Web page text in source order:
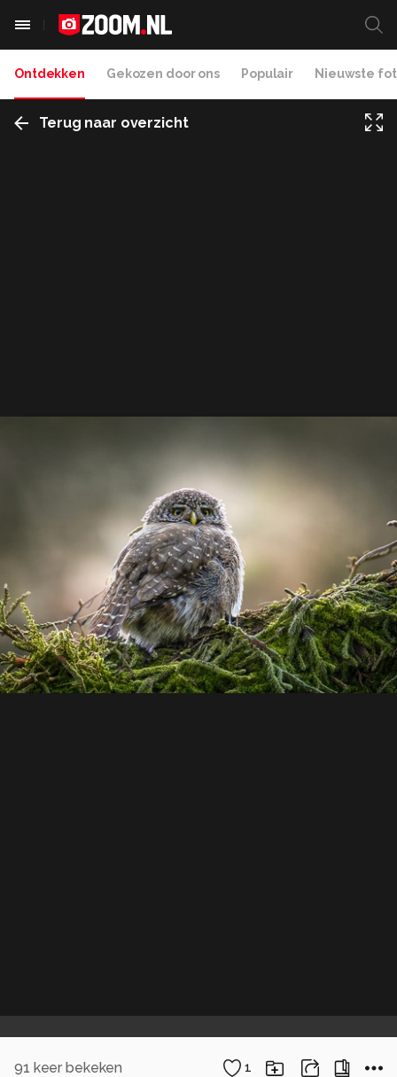
Ontdekken Gekozen door ons Populair Nieuwste
Terug naar overzicht
91 keer bekeken 1